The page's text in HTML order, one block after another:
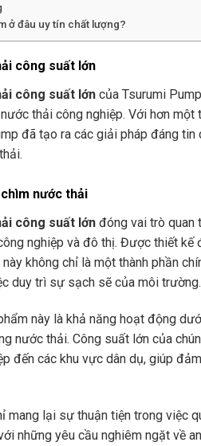
ở đâu uy tín chất lượng?
công suất lớn
công suất lớn của Tsurumi
thải công nghiệp. Với hơn
đã tạo ra các giải pháp đáng
nước thải
công suất lớn đóng vai trò quan
nghiệp và đô thị. Được thiết
không chỉ là một thành phần
duy trì sự sạch sẽ của môi trường.
này là khả năng hoạt động
nước thải. Công suất lớn của
đến các khu vực dân dụ, giúp
mang lại sự thuận tiện trong việc
những yêu cầu nghiêm ngặt về